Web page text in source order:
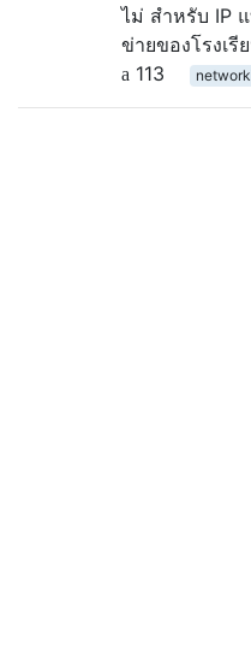
ไม่ สำหรับ IP
ข่ายของโรงเรี
113